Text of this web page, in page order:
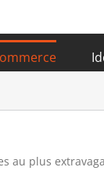
au plus